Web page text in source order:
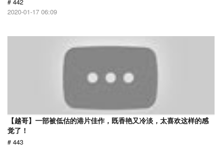
2020-01-17 06:09
【越哥】一部被低估的港片佳作，既香艳又冷淡，太喜欢这样的感
觉了！
# 443